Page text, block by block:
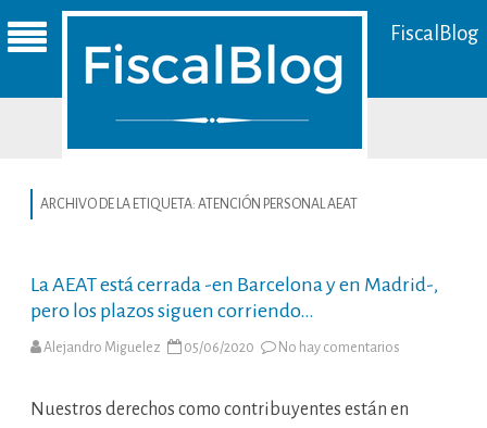
FiscalBlog
ARCHIVO DE LA ETIQUETA: ATENCIÓN PERSONAL AEAT
La AEAT está cerrada -en Barcelona y en Madrid-,
pero los plazos siguen corriendo…
Alejandro Miguelez 05/06/2020 No hay comentarios
cerrada
Nuestros derechos como contribuyentes están en